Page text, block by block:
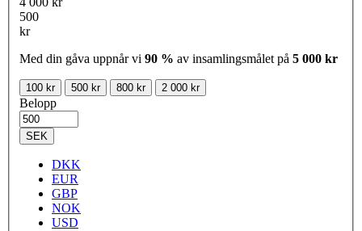
500
kr
Med din gåva uppnår vi 90 % av insamlingsmålet på 5 000 kr
100 kr 500 kr 800 kr 2 000 kr
Belopp
SEK
DKK
EUR
GBP
NOK
USD